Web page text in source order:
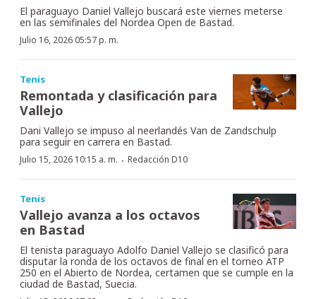
El paraguayo Daniel Vallejo buscará este viernes meterse
en las semifinales del Nordea Open de Bastad.
Julio 16, 2026 05:57 p. m.
Tenis
Remontada y clasificación para
Vallejo
Dani Vallejo se impuso al neerlandés Van de Zandschulp
para seguir en carrera en Bastad.
Julio 15, 2026 10:15 a. m. · Redacción D10
Tenis
Vallejo avanza a los octavos
en Bastad
El tenista paraguayo Adolfo Daniel Vallejo se clasificó para
disputar la ronda de los octavos de final en el torneo ATP
250 en el Abierto de Nordea, certamen que se cumple en la
ciudad de Bastad, Suecia.